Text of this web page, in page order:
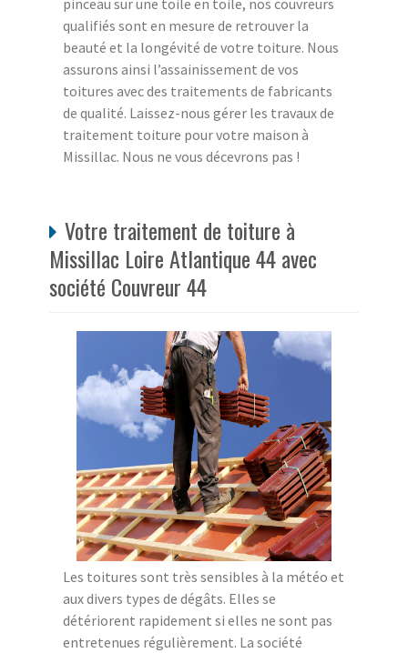
pinceau sur une toile en toile, nos couvreurs
qualifiés sont en mesure de retrouver la
beauté et la longévité de votre toiture. Nous
assurons ainsi l’assainissement de vos
toitures avec des traitements de fabricants
de qualité. Laissez-nous gérer les travaux de
traitement toiture pour votre maison à
Missillac. Nous ne vous décevrons pas !
Votre traitement de toiture à
Missillac Loire Atlantique 44 avec
société Couvreur 44
Les toitures sont très sensibles à la météo et
aux divers types de dégâts. Elles se
détériorent rapidement si elles ne sont pas
entretenues régulièrement. La société